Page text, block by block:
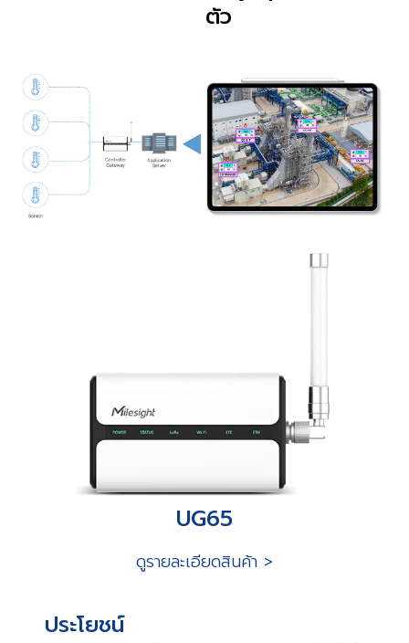
ตัว
UG65
ดูรายละเอียดสินค้า >
ประโยชน์